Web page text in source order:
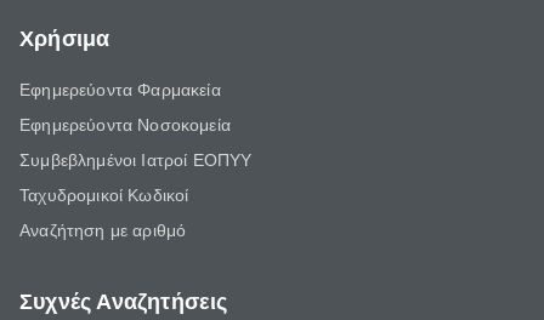
Χρήσιμα
Εφημερεύοντα Φαρμακεία
Εφημερεύοντα Νοσοκομεία
Συμβεβλημένοι Ιατροί ΕΟΠΥΥ
Ταχυδρομικοί Κωδικοί
Αναζήτηση με αριθμό
Συχνές Αναζητήσεις